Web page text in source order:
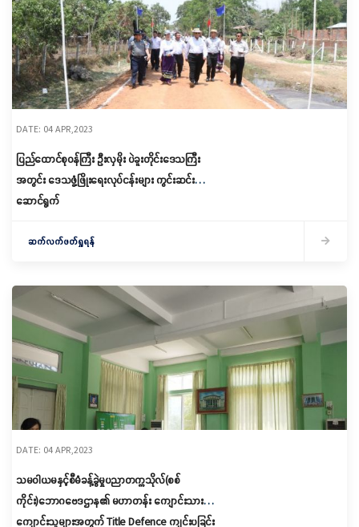
DATE: 04 APR,2023
ပြည်ထောင်စုဝန်ကြီး ဦးလှမိုး ပဲခူးတိုင်းဒေသကြီး
အတွင်း ဒေသဖွံ့ဖြိုးရေးလုပ်ငန်းများ ကွင်းဆင်း
ဆောင်ရွက်
ဆက်လက်ဖတ်ရှုရန်
DATE: 04 APR,2023
သမဝါယမနှင့်စီမံခန့်ခွဲမှုပညာတက္ကသိုလ်(စစ်
ကိုင်း)ဘောဂဗေဒဌာန၏ မဟာတန်း ကျောင်းသား/
ကျောင်းသူများအတွက် Title Defence ကျင်းပခြင်း